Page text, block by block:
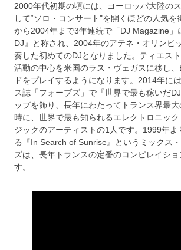
2000年代初期の頃には、ヨーロッパ大陸の
して“ソロ・コンサート"を開くほどの人気
から2004年まで3年連続で「DJ Magazine」
DJ』と称され、2004年のアテネ・オリンピ
奏した初めてのDJとなりました。ティエスト
活動の中心を米国のラス・ヴェガスに移し
ドをプレイするようになります。2014年に
ス誌「フォーブズ」で『世界で最も稼いだ
ップを飾り、長年にわたってトランス界最
時に、世界で最も知られるエレクトロニッ
ジックのアーティストの1人です。1999年よ
る『In Search of Sunrise』というミックス
ズは、長年トランスの定番のコンピレイショ
す。